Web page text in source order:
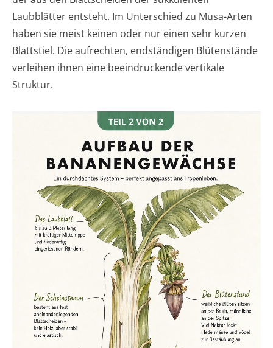
Laubblätter entsteht. Im Unterschied zu Musa-Arten
haben sie meist keinen oder nur einen sehr kurzen
Blattstiel. Die aufrechten, endständigen Blütenstände
verleihen ihnen eine beeindruckende vertikale
Struktur.